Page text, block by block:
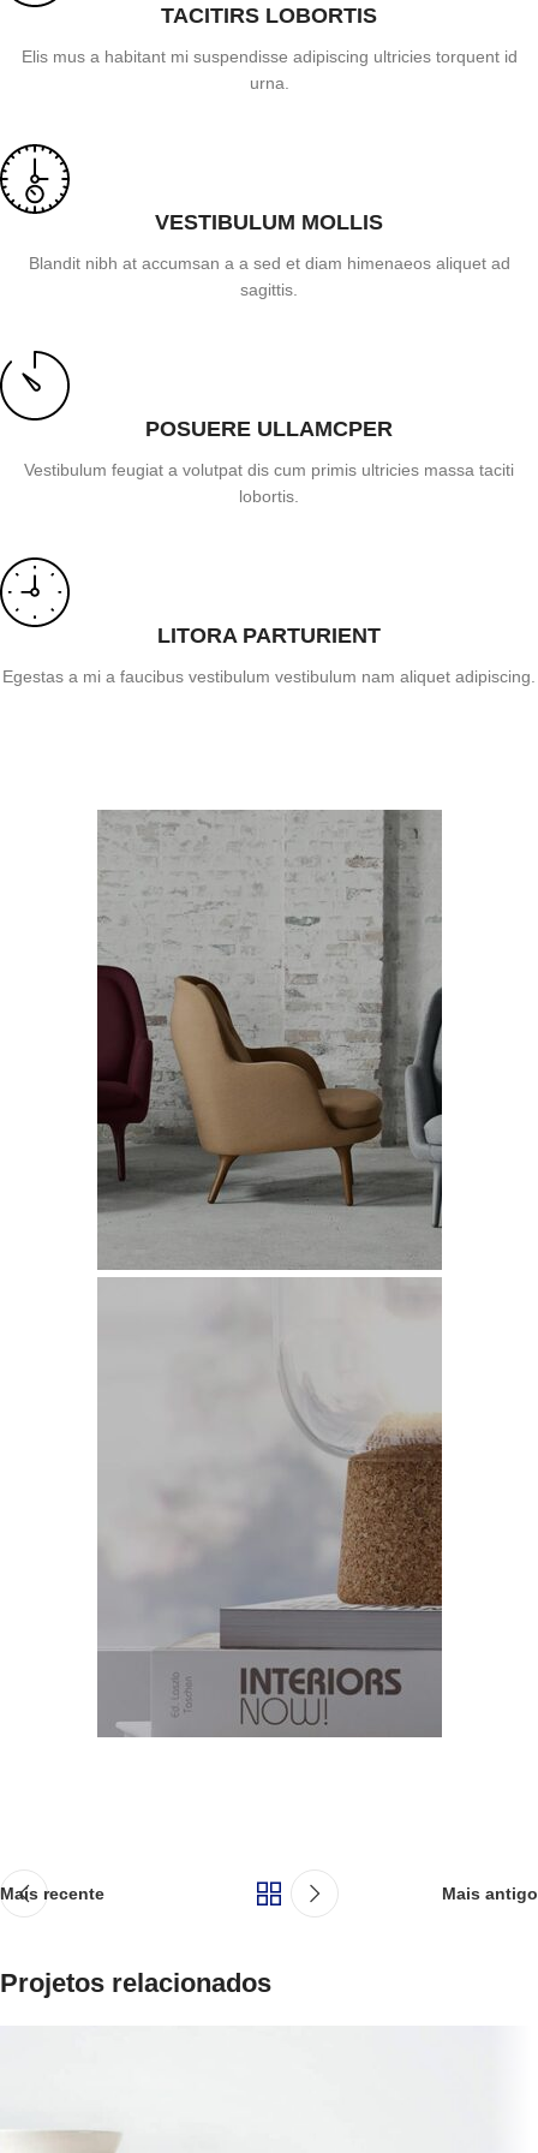
TACITIRS LOBORTIS
Elis mus a habitant mi suspendisse adipiscing ultricies torquent id
urna.
VESTIBULUM MOLLIS
Blandit nibh at accumsan a a sed et diam himenaeos aliquet ad
sagittis.
POSUERE ULLAMCPER
Vestibulum feugiat a volutpat dis cum primis ultricies massa taciti
lobortis.
LITORA PARTURIENT
Egestas a mi a faucibus vestibulum vestibulum nam aliquet adipiscing.
Mais recente Mais antigo
Projetos relacionados